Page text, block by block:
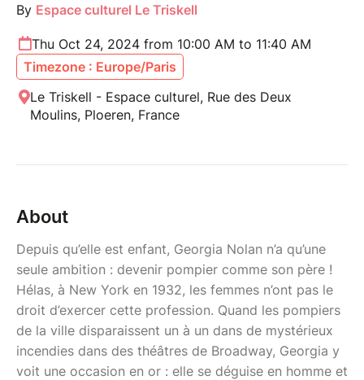
By Espace culturel Le Triskell
Thu Oct 24, 2024 from 10:00 AM to 11:40 AM
Timezone : Europe/Paris
Le Triskell - Espace culturel, Rue des Deux
Moulins, Ploeren, France
About
Depuis qu’elle est enfant, Georgia Nolan n’a qu’une
seule ambition : devenir pompier comme son père !
Hélas, à New York en 1932, les femmes n’ont pas le
droit d’exercer cette profession. Quand les pompiers
de la ville disparaissent un à un dans de mystérieux
incendies dans des théâtres de Broadway, Georgia y
voit une occasion en or : elle se déguise en homme et